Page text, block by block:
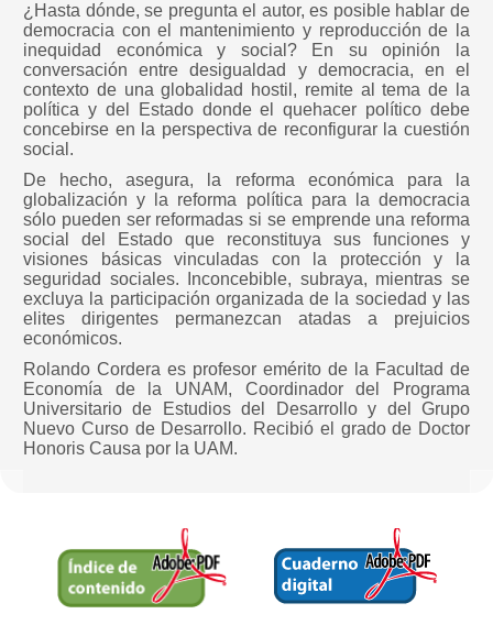
¿Hasta dónde, se pregunta el autor, es posible hablar de
democracia con el mantenimiento y reproducción de la
inequidad económica y social? En su opinión la
conversación entre desigualdad y democracia, en el
contexto de una globalidad hostil, remite al tema de la
política y del Estado donde el quehacer político debe
concebirse en la perspectiva de reconfigurar la cuestión
social.
De hecho, asegura, la reforma económica para la
globalización y la reforma política para la democracia
sólo pueden ser reformadas si se emprende una reforma
social del Estado que reconstituya sus funciones y
visiones básicas vinculadas con la protección y la
seguridad sociales. Inconcebible, subraya, mientras se
excluya la participación organizada de la sociedad y las
elites dirigentes permanezcan atadas a prejuicios
económicos.
Rolando Cordera es profesor emérito de la Facultad de
Economía de la UNAM, Coordinador del Programa
Universitario de Estudios del Desarrollo y del Grupo
Nuevo Curso de Desarrollo. Recibió el grado de Doctor
Honoris Causa por la UAM.